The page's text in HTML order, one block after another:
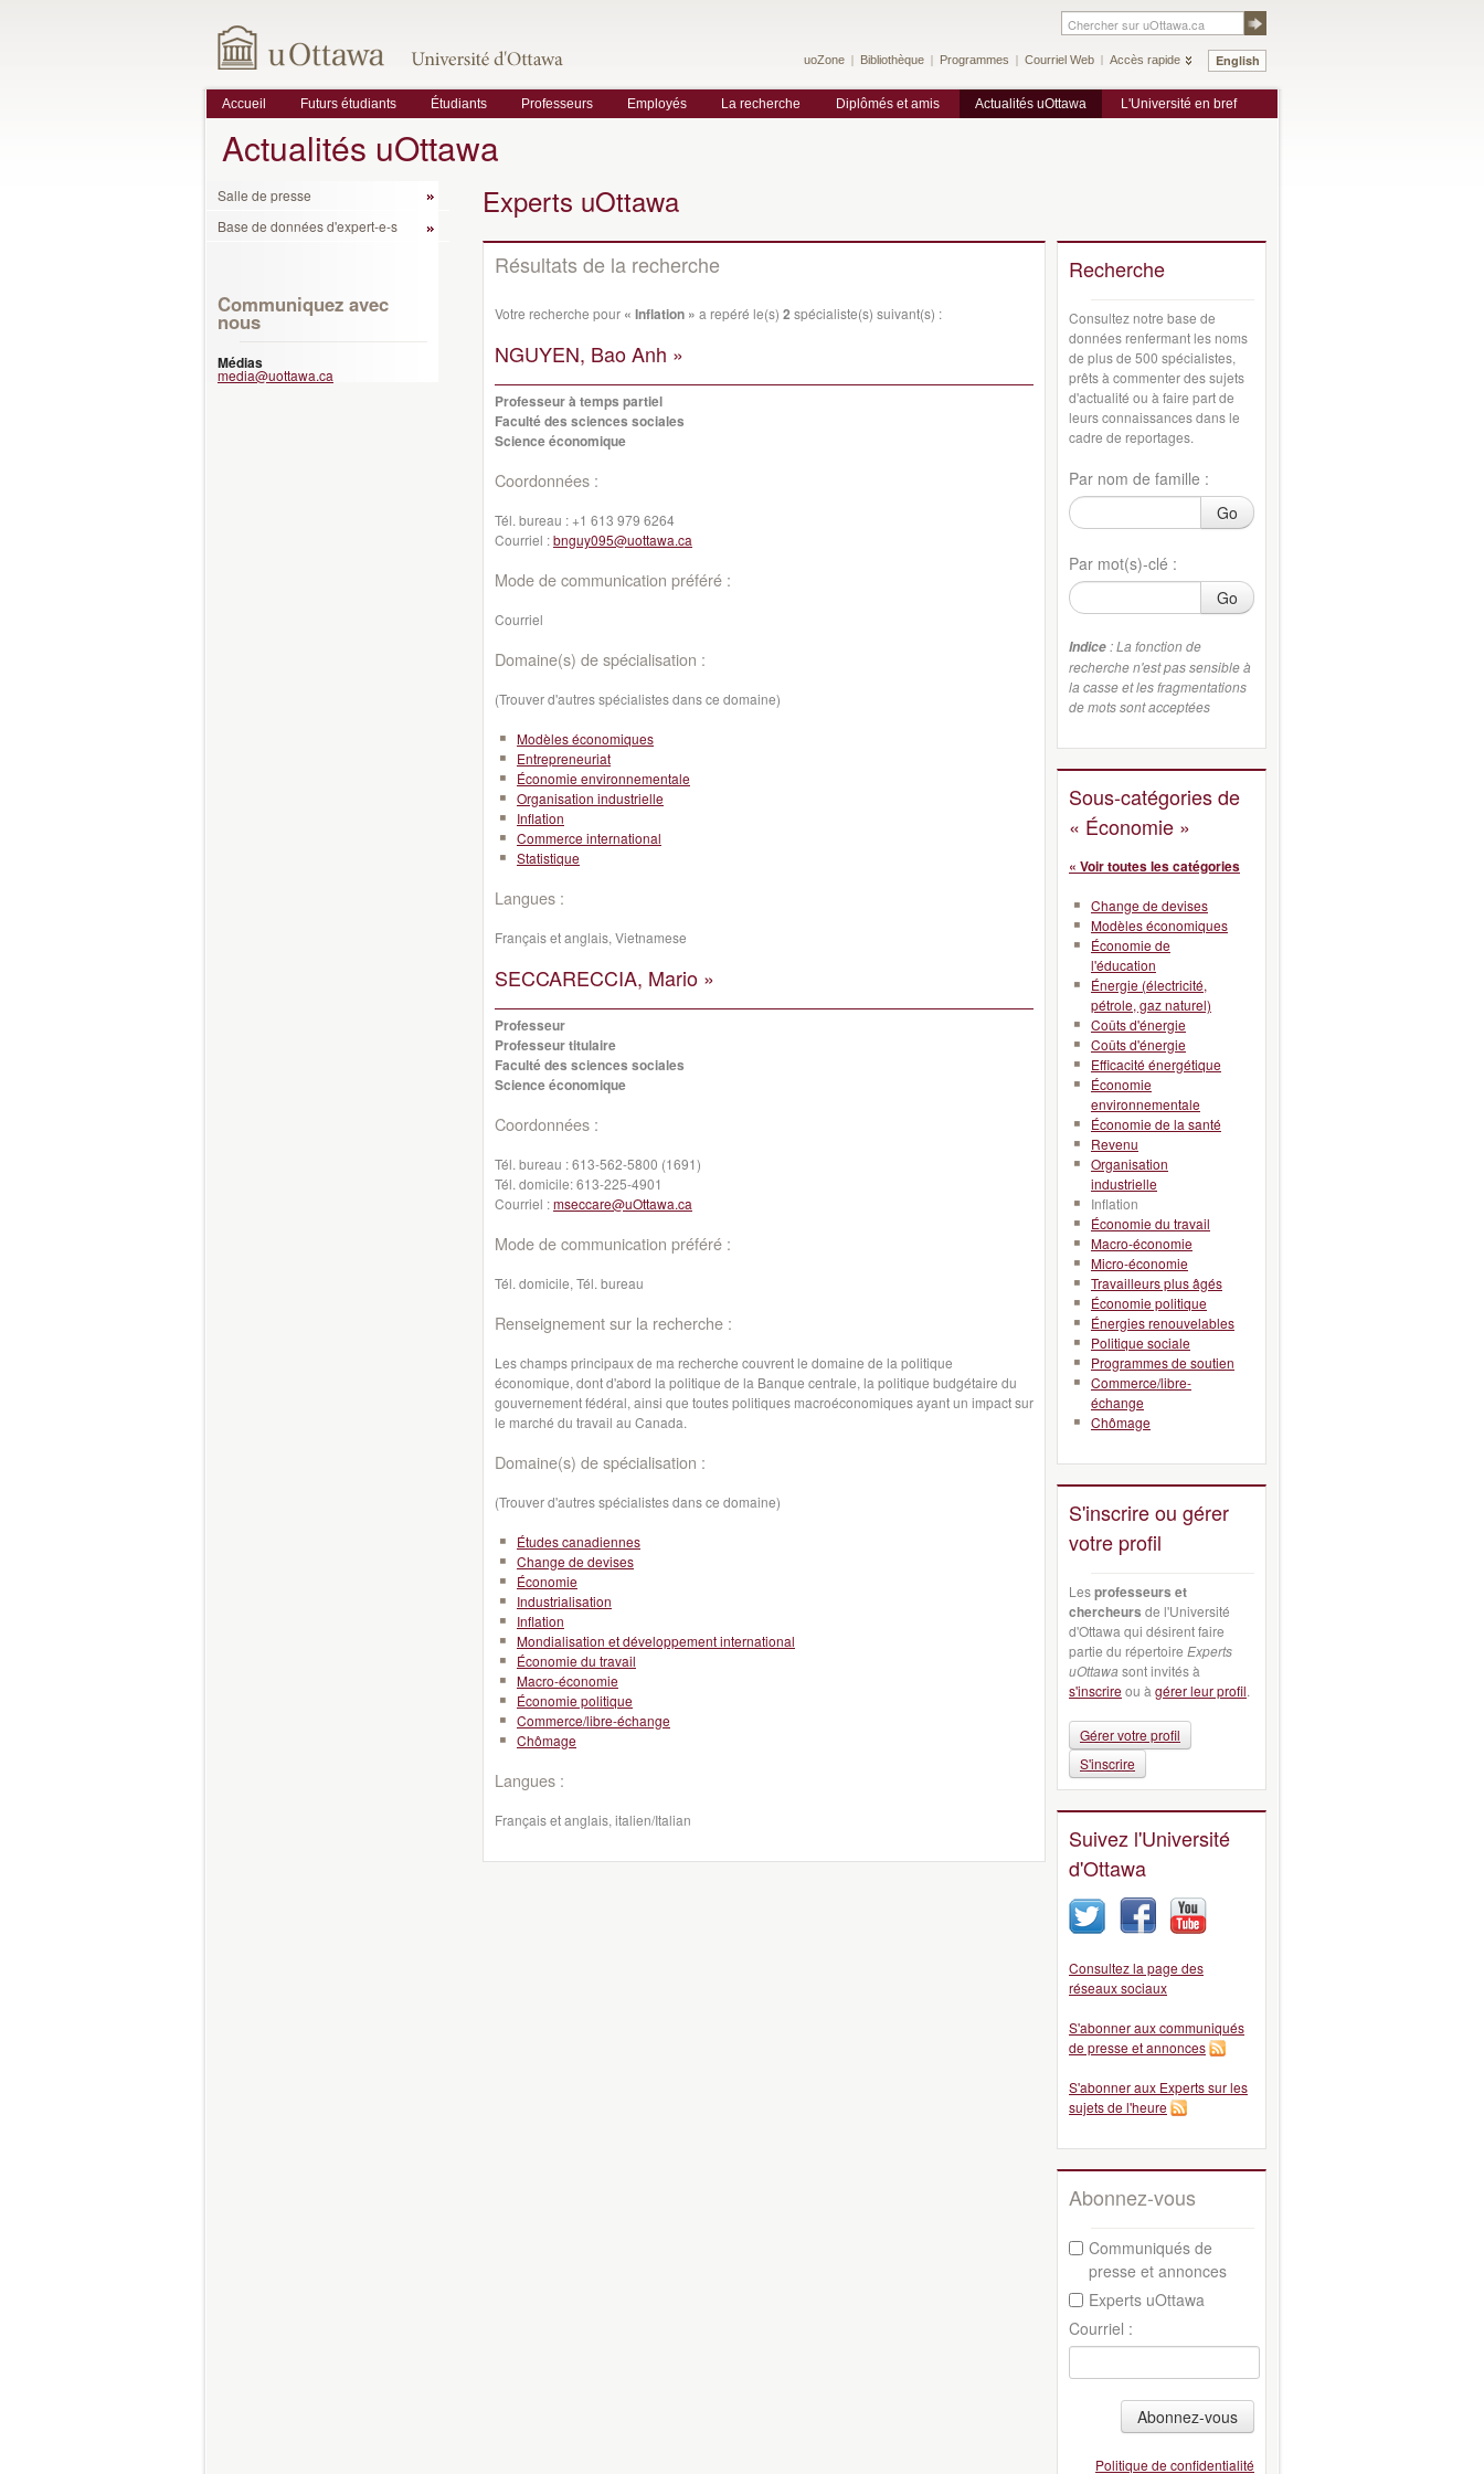
English
uoZone Bibliothèque Programmes Courriel Web Accès rapide
Accueil Futurs étudiants Étudiants Professeurs Employés La recherche Diplômés et amis Actualités uOttawa L'Université en bref
Actualités uOttawa
Salle de presse
Base de données d'expert-e-s
Communiquez avec
nous
Médias
media@uottawa.ca
Experts uOttawa
Résultats de la recherche
Votre recherche pour « Inflation » a repéré le(s) 2 spécialiste(s) suivant(s) :
NGUYEN, Bao Anh »
Professeur à temps partiel
Faculté des sciences sociales
Science économique
Coordonnées :
Tél. bureau : +1 613 979 6264
Courriel :bnguy095@uottawa.ca
Mode de communication préféré :
Courriel
Domaine(s) de spécialisation :
(Trouver d'autres spécialistes dans ce domaine)
Modèles économiques
Entrepreneuriat
Économie environnementale
Organisation industrielle
Inflation
Commerce international
Statistique
Langues :
Français et anglais, Vietnamese
SECCARECCIA, Mario »
Professeur
Professeur titulaire
Faculté des sciences sociales
Science économique
Coordonnées :
Tél. bureau :613-562-5800 (1691)
Tél. domicile:613-225-4901
Courriel :mseccare@uOttawa.ca
Mode de communication préféré :
Tél. domicile, Tél. bureau
Renseignement sur la recherche :
Les champs principaux de ma recherche couvrent le domaine de la politique
économique, dont d'abord la politique de la Banque centrale, la politique budgétaire du
gouvernement fédéral, ainsi que toutes politiques macroéconomiques ayant un impact sur
le marché du travail au Canada.
Domaine(s) de spécialisation :
(Trouver d'autres spécialistes dans ce domaine)
Études canadiennes
Change de devises
Économie
Industrialisation
Inflation
Mondialisation et développement international
Économie du travail
Macro-économie
Économie politique
Commerce/libre-échange
Chômage
Langues :
Français et anglais, italien/Italian
Recherche
Consultez notre base de
données renfermant les noms
de plus de 500 spécialistes,
prêts à commenter des sujets
d'actualité ou à faire part de
leurs connaissances dans le
cadre de reportages.
Par nom de famille :
Go
Par mot(s)-clé :
Go
Indice : La fonction de
recherche n'est pas sensible à
la casse et les fragmentations
de mots sont acceptées
Sous-catégories de
« Économie »
« Voir toutes les catégories
Change de devises
Modèles économiques
Économie de
l'éducation
Énergie (électricité,
pétrole, gaz naturel)
Coûts d'énergie
Coûts d'énergie
Efficacité énergétique
Économie
environnementale
Économie de la santé
Revenu
Organisation
industrielle
Inflation
Économie du travail
Macro-économie
Micro-économie
Travailleurs plus âgés
Économie politique
Énergies renouvelables
Politique sociale
Programmes de soutien
Commerce/libre-
échange
Chômage
S'inscrire ou gérer
votre profil
Lesprofesseurs et
chercheurs de l'Université
d'Ottawa qui désirent faire
partie du répertoire Experts
uOttawa sont invités à
s'inscrireou à gérer leur profil.
Gérer votre profil
S'inscrire
Suivez l'Université
d'Ottawa
Consultez la page des
réseaux sociaux
S'abonner aux communiqués
de presse et annonces
S'abonner aux Experts sur les
sujets de l'heure
Abonnez-vous
Communiqués de
presse et annonces
Experts uOttawa
Courriel :
Abonnez-vous
Politique de confidentialité